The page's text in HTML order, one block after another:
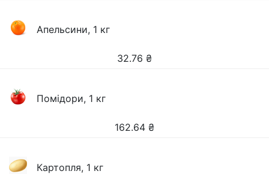
Апельсини, 1 кг
32.76 ₴
Помідори, 1 кг
162.64 ₴
Картопля, 1 кг